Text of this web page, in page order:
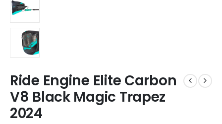
Ride Engine Elite Carbon
V8 Black Magic Trapez
2024